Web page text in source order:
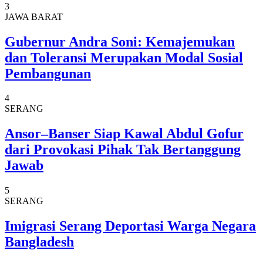
3
JAWA BARAT
Gubernur Andra Soni: Kemajemukan
dan Toleransi Merupakan Modal Sosial
Pembangunan
4
SERANG
Ansor–Banser Siap Kawal Abdul Gofur
dari Provokasi Pihak Tak Bertanggung
Jawab
5
SERANG
Imigrasi Serang Deportasi Warga Negara
Bangladesh